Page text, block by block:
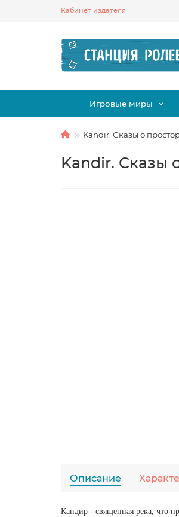
Кабинет издателя
Игровые миры
Kandir. Сказы о
Kandir. Сказы
Описание
Кандир - священная река, что